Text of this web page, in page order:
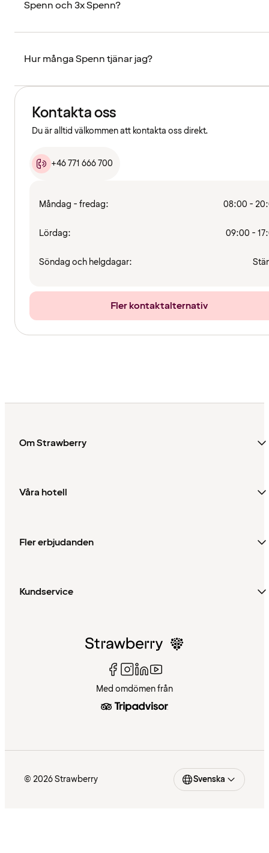
Spenn och 3x Spenn?
Hur många Spenn tjänar jag?
Kontakta oss
Du är alltid välkommen att kontakta oss direkt.
+46 771 666 700
Måndag - fredag: 08:00 -
Lördag: 09:00 -
Söndag och helgdagar:
Fler kontaktalternativ
Om Strawberry
Våra hotell
Fler erbjudanden
Kundservice
Med omdömen från
© 2026 Strawberry Svenska